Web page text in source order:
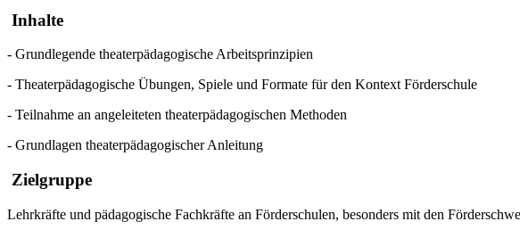
Inhalte
- Grundlegende theaterpädagogische Arbeitsprinzipien
- Theaterpädagogische Übungen, Spiele und Formate für den Kontext Förderschule
- Teilnahme an angeleiteten theaterpädagogischen Methoden
- Grundlagen theaterpädagogischer Anleitung
Zielgruppe
Lehrkräfte und pädagogische Fachkräfte an Förderschulen, besonders mit den